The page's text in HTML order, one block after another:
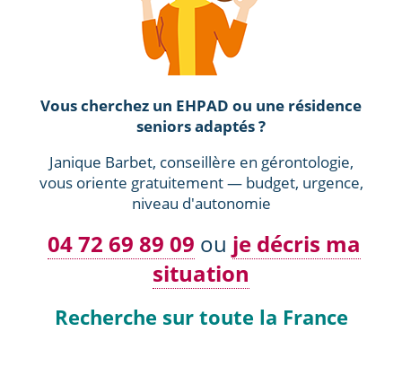
Vous cherchez un EHPAD ou une résidence
seniors adaptés ?
Janique Barbet, conseillère en gérontologie,
vous oriente gratuitement — budget, urgence,
niveau d'autonomie
04 72 69 89 09 ou je décris ma
situation
Recherche sur toute la France